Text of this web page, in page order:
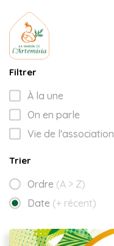
Filtrer
À la une
On en parle
Vie de l'association
Trier
Ordre (A > Z)
Date (+ récent)